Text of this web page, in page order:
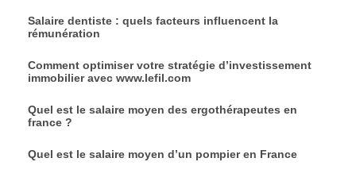
Salaire dentiste : quels facteurs influencent la
rémunération
Comment optimiser votre stratégie d’investissement
immobilier avec www.lefil.com
Quel est le salaire moyen des ergothérapeutes en
france ?
Quel est le salaire moyen d’un pompier en France